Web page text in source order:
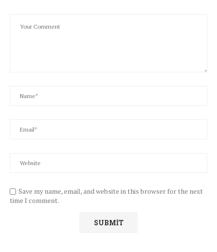
Save my name, email, and website in this browser for the next
time I comment.